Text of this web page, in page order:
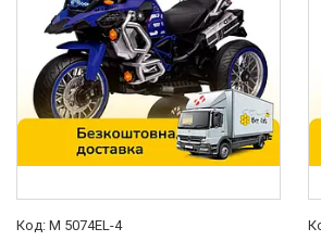
бензомобиле
1 336
2 2
Матеріал сидіння і спинки
Натуральная кожа 14
Пластик 35
M 5074EL-4